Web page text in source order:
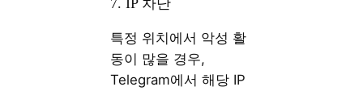
7. IP 차단
특정 위치에서 악성 활
동이 많을 경우,
Telegram에서 해당 IP